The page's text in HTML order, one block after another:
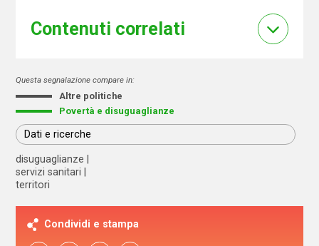
Contenuti correlati
Questa segnalazione compare in:
Altre politiche
Povertà e disuguaglianze
Dati e ricerche
disuguaglianze
servizi sanitari
territori
Condividi e stampa